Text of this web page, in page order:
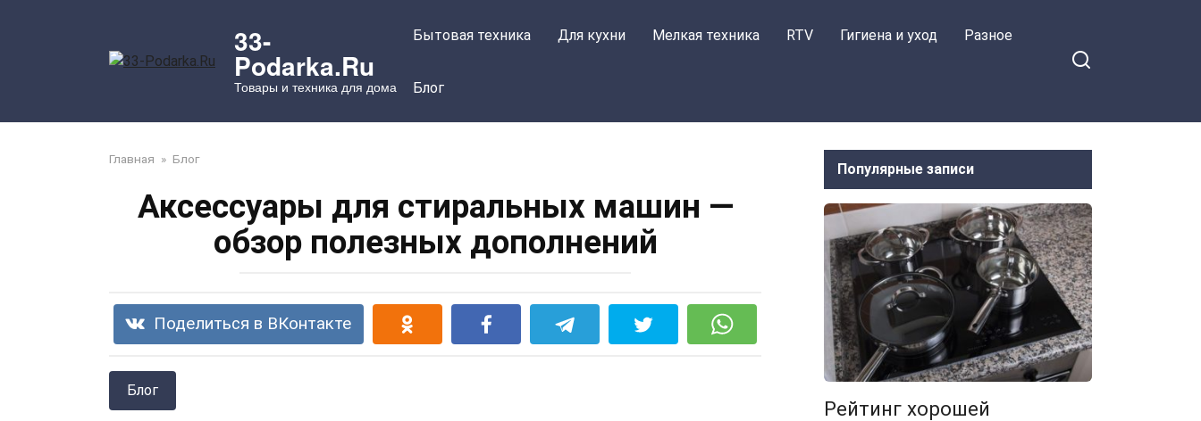
33-
Podarka.Ru
Товары и техника для дома
Бытовая техника Для кухни Мелкая техника RTV Гигиена и уход Разное
Блог
Главная » Блог
Аксессуары для стиральных машин —
обзор полезных дополнений
Поделиться в ВКонтакте
Блог
Популярные записи
Рейтинг хорошей